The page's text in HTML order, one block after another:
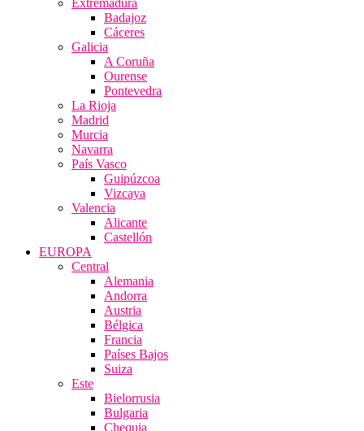
Extremadura
Badajoz
Cáceres
Galicia
A Coruña
Ourense
Pontevedra
La Rioja
Madrid
Murcia
Navarra
País Vasco
Guipúzcoa
Vizcaya
Valencia
Alicante
Castellón
EUROPA
Central
Alemania
Andorra
Austria
Bélgica
Francia
Países Bajos
Suiza
Este
Bielorrusia
Bulgaria
Chequia